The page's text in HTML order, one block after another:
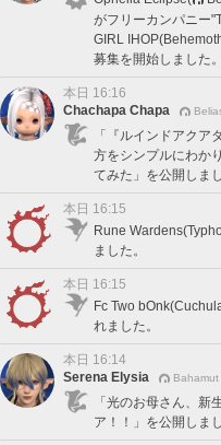
がフリーカンパニー
GIRL
募集を開始しました。
本日 16:16
Chachapa Chapa
「『ルインドアクア
方をシンプルにわか
てみた」を公開しまし
本日 16:15
Rune
ました。
本日 16:15
Fc Two
れました。
本日 16:14
Serena Elysia
Bahamut
「光のお母さん、新
ア！！」を公開しまし